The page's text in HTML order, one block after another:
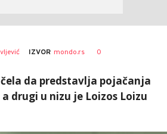
IZVOR mondo.rs 0
da predstavlja pojačanja
drugi u nizu je Loizos Loizu